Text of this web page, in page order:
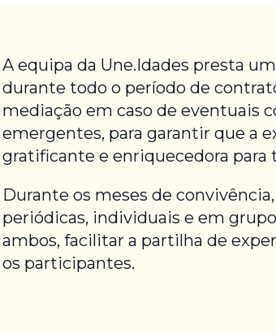
A equipa da Une.Idades presta
durante todo o período de
mediação em caso de eventuais
emergentes, para garantir que a
gratificante e enriquecedora para
Durante os meses de
periódicas, individuais e em
ambos, facilitar a partilha de
os participantes.